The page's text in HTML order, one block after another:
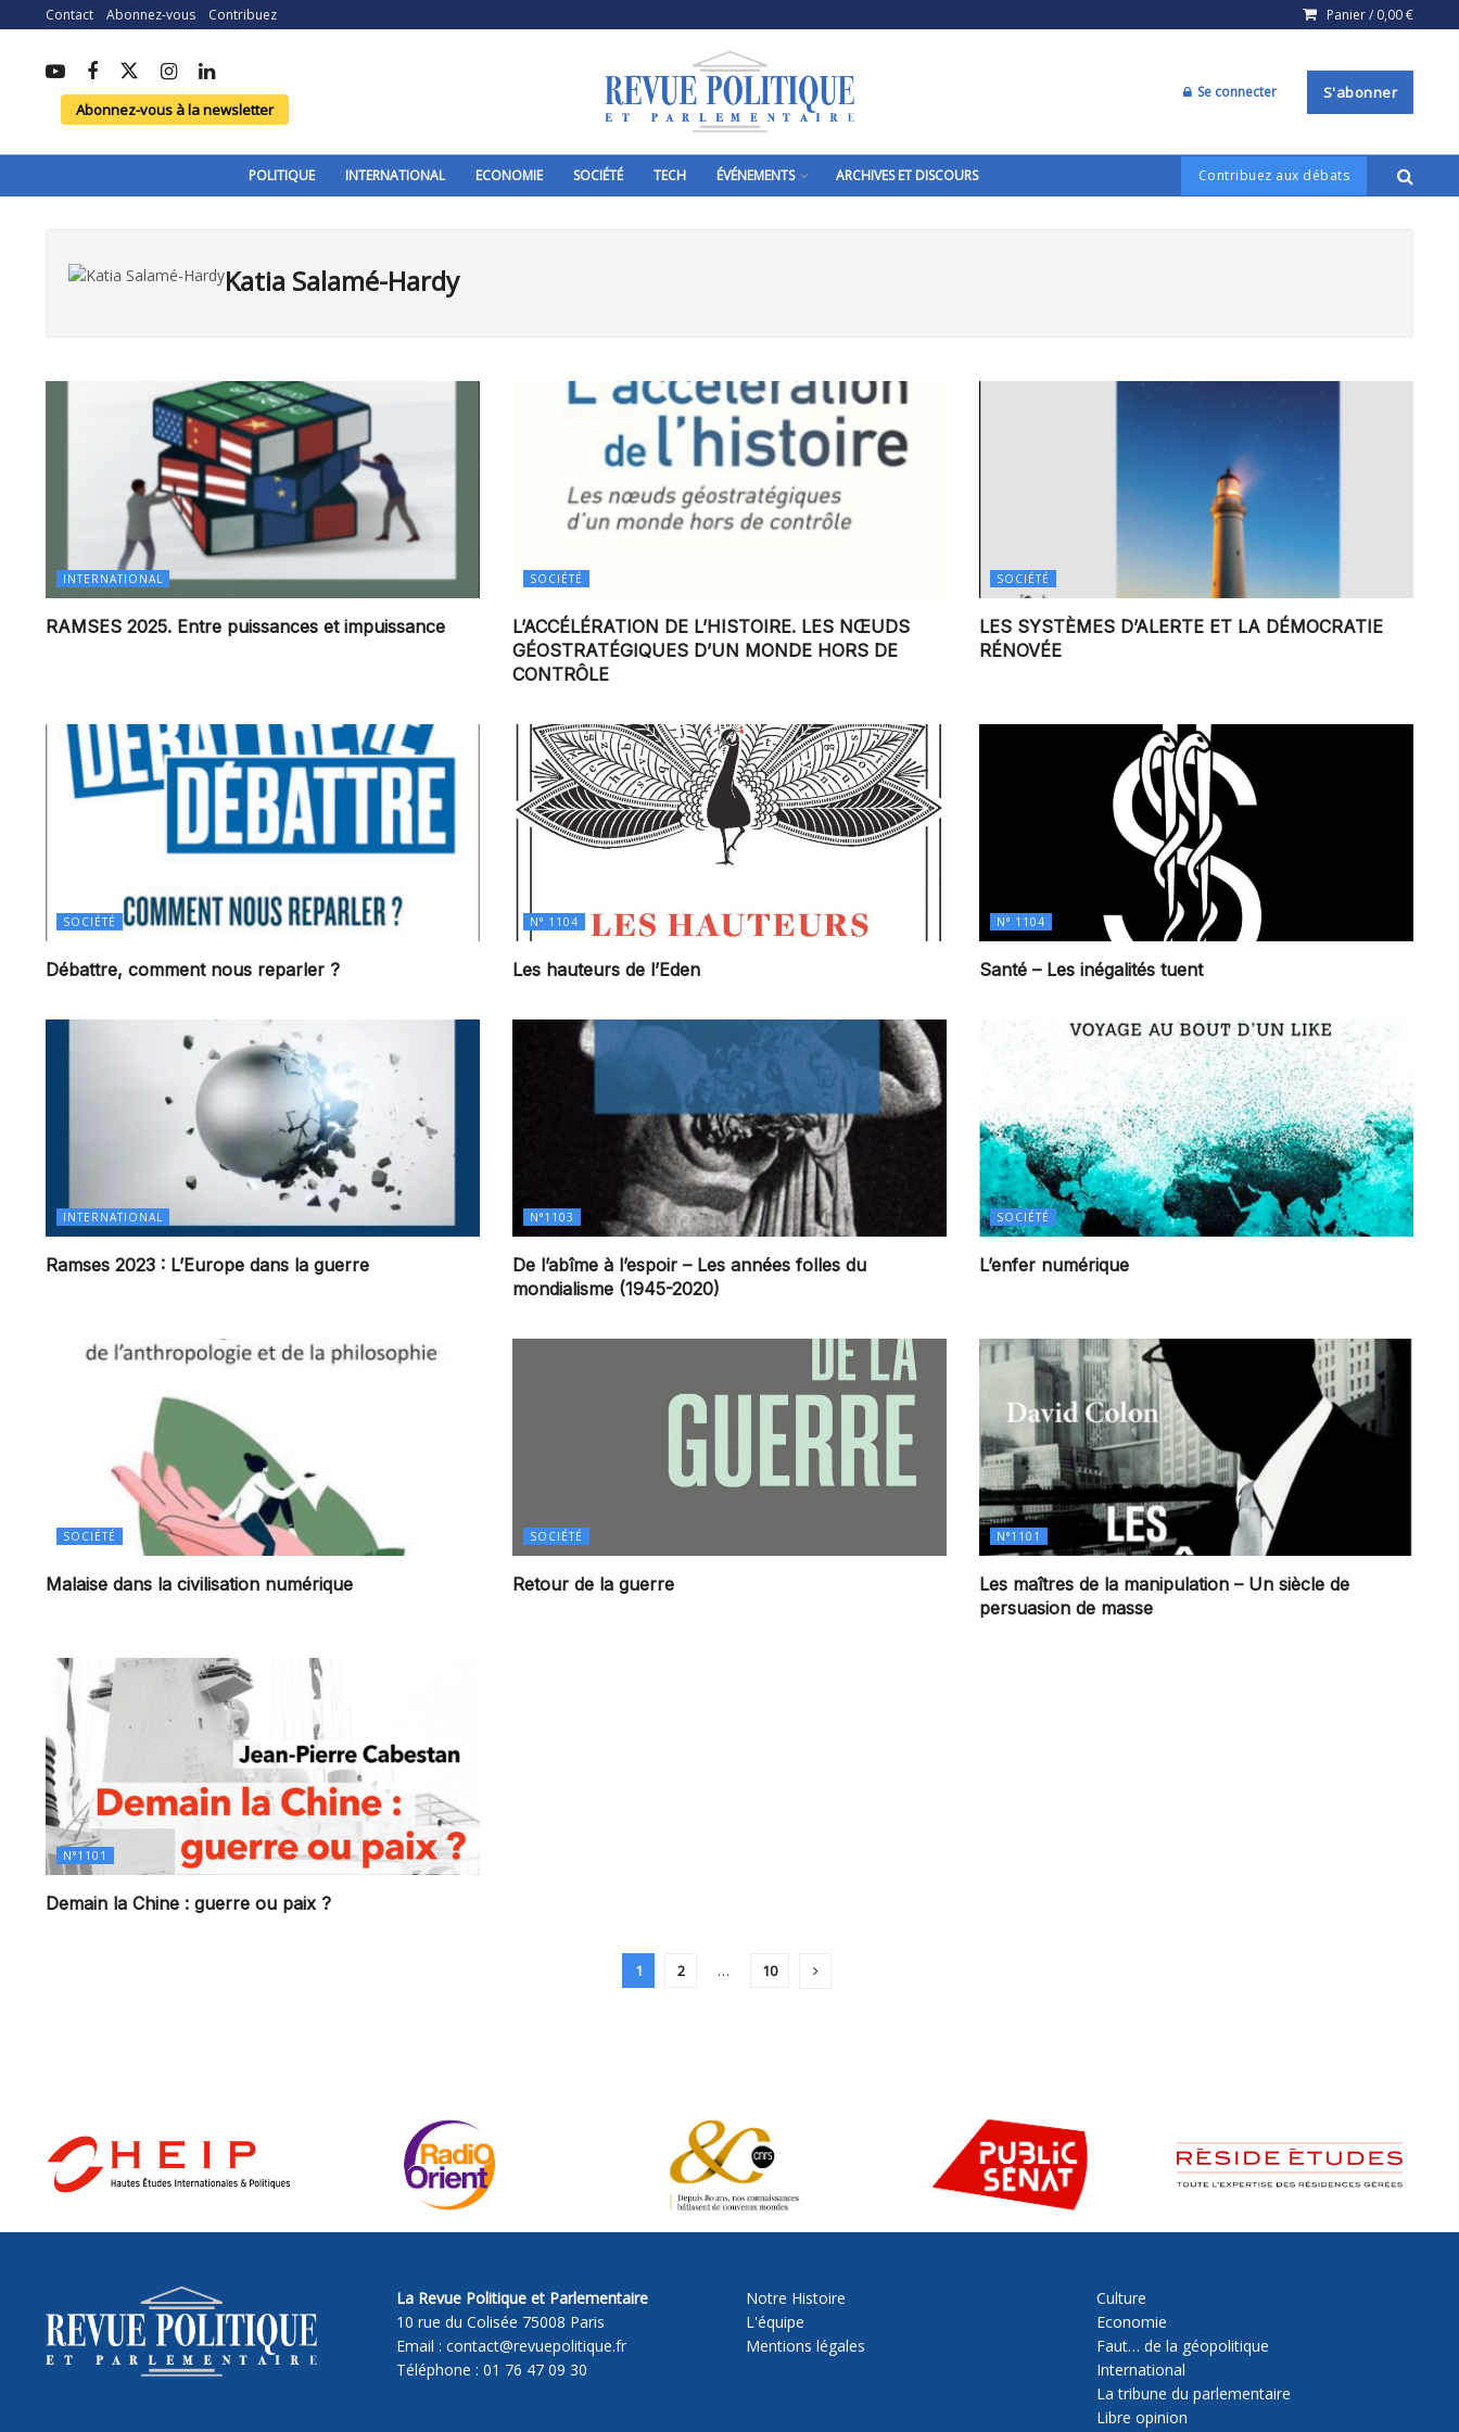
Contact Abonnez-vous Contribuez Panier / 0,00€
Abonnez-vous à la newsletter
Se connecter S'abonner
POLITIQUE INTERNATIONAL ECONOMIE SOCIÉTÉ TECH ÉVÉNEMENTS ARCHIVES ET DISCOURS Contribuez aux débats
Katia Salamé-Hardy
INTERNATIONAL
RAMSES 2025. Entre puissances et impuissance
SOCIÉTÉ
L’ACCÉLÉRATION DE L’HISTOIRE. LES NŒUDS
GÉOSTRATÉGIQUES D’UN MONDE HORS DE
CONTRÔLE
SOCIÉTÉ
LES SYSTÈMES D’ALERTE ET LA DÉMOCRATIE
RÉNOVÉE
SOCIÉTÉ
Débattre, comment nous reparler ?
N° 1104
Les hauteurs de l’Eden
N° 1104
Santé – Les inégalités tuent
INTERNATIONAL
Ramses 2023 : L’Europe dans la guerre
N°1103
De l’abîme à l’espoir – Les années folles du
mondialisme (1945-2020)
SOCIÉTÉ
L’enfer numérique
SOCIÉTÉ
Malaise dans la civilisation numérique
SOCIÉTÉ
Retour de la guerre
N°1101
Les maîtres de la manipulation – Un siècle de
persuasion de masse
N°1101
Demain la Chine : guerre ou paix ?
1 2 … 10
La Revue Politique et Parlementaire
10 rue du Colisée 75008 Paris
Email : contact@revuepolitique.fr
Téléphone : 01 76 47 09 30
Notre Histoire
L'équipe
Mentions légales
Culture
Economie
Faut… de la géopolitique
International
La tribune du parlementaire
Libre opinion